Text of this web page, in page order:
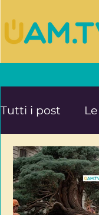
Tutti i post
Le ultime
Mente e